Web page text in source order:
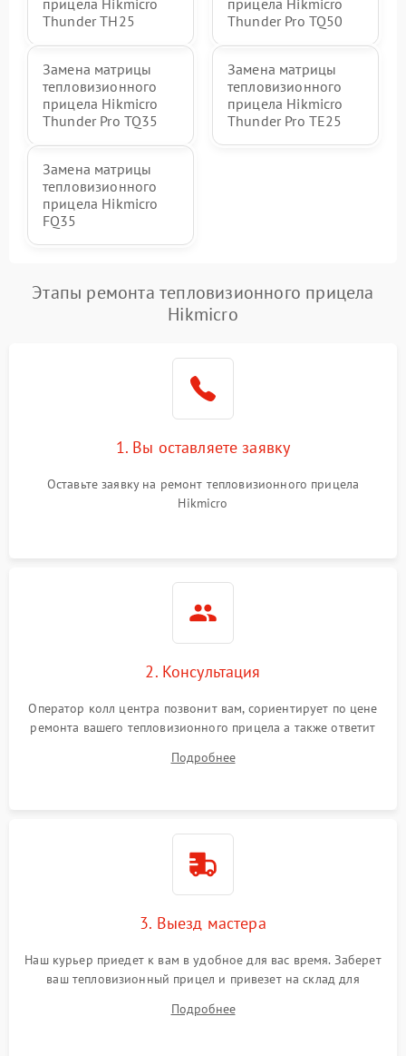
Thunder TH25
Thunder Pro TQ50
Замена матрицы
тепловизионного
прицела Hikmicro
Thunder Pro TQ35
Замена матрицы
тепловизионного
прицела Hikmicro
Thunder Pro TE25
Замена матрицы
тепловизионного
прицела Hikmicro
FQ35
Этапы ремонта тепловизионного прицела
Hikmicro
1. Вы оставляете заявку
Оставьте заявку на ремонт тепловизионного прицела
Hikmicro
2. Консультация
Оператор колл центра позвонит вам, сориентирует по цене
ремонта вашего тепловизионного прицела а также ответит
Подробнее
3. Выезд мастера
Наш курьер приедет к вам в удобное для вас время. Заберет
ваш тепловизионный прицел и привезет на склад для
Подробнее